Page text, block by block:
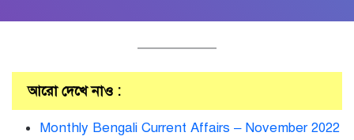
আরো দেখে নাও :
Monthly Bengali Current Affairs – November 2022